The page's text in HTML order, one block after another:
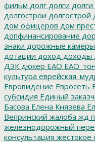
фильм долг долги долги
долгострои долгострой
дом офицеров дом
допфинансирование
знаки дорожные камеры
дотации доход доходы
ДЭК дюкер ЕАО
культура
Евровидение Евросеть
субсидия Единый
Басова Елена Князева
Вепринский жалоба жд
железнодорожный
консультация жестокое